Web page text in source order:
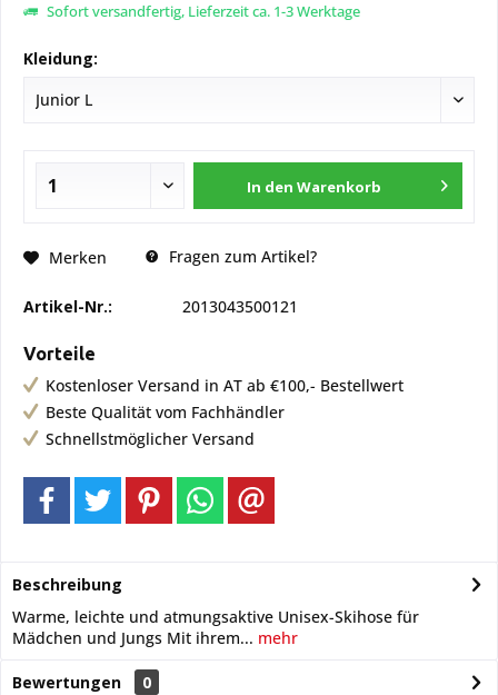
Sofort versandfertig, Lieferzeit ca. 1-3 Werktage
Kleidung:
In den Warenkorb
Merken Fragen zum Artikel?
Artikel-Nr.: 2013043500121
Vorteile
Kostenloser Versand in AT ab €100,- Bestellwert
Beste Qualität vom Fachhändler
Schnellstmöglicher Versand
Beschreibung
Warme, leichte und atmungsaktive Unisex-Skihose für
Mädchen und Jungs Mit ihrem... mehr
Bewertungen
0